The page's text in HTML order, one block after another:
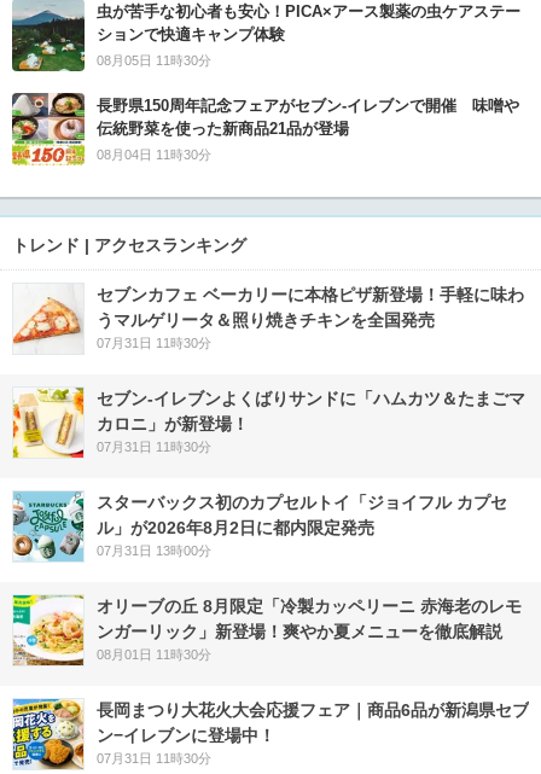
虫が苦手な初心者も安心！PICA×アース製薬の虫ケアステー
ションで快適キャンプ体験
08月05日 11時30分
長野県150周年記念フェアがセブン-イレブンで開催 味噌や
伝統野菜を使った新商品21品が登場
08月04日 11時30分
トレンド | アクセスランキング
セブンカフェ ベーカリーに本格ピザ新登場！手軽に味わ
うマルゲリータ＆照り焼きチキンを全国発売
07月31日 11時30分
セブン‐イレブンよくばりサンドに「ハムカツ＆たまごマ
カロニ」が新登場！
07月31日 11時30分
スターバックス初のカプセルトイ「ジョイフル カプセ
ル」が2026年8月2日に都内限定発売
07月31日 13時00分
オリーブの丘 8月限定「冷製カッペリーニ 赤海老のレモ
ンガーリック」新登場！爽やか夏メニューを徹底解説
08月01日 11時30分
長岡まつり大花火大会応援フェア｜商品6品が新潟県セブ
ン−イレブンに登場中！
07月31日 11時30分